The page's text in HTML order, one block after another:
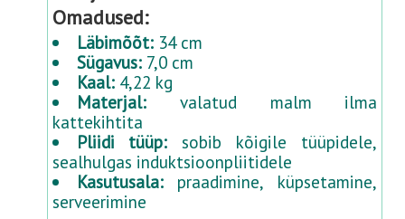
)
Omadused:
Läbimõõt: 34 cm
Sügavus: 7,0 cm
Kaal: 4,22 kg
Materjal: valatud malm ilma
kattekihtita
Pliidi tüüp: sobib kõigile tüüpidele,
sealhulgas induktsioonpliitidele
Kasutusala: praadimine, küpsetamine,
serveerimine